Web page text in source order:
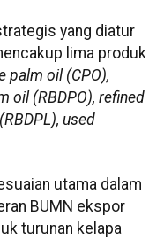
yang diatur
lima produk
palm oil (CPO),
oil (RBDPO), refined
used
utama dalam
BUMN ekspor
turunan kelapa